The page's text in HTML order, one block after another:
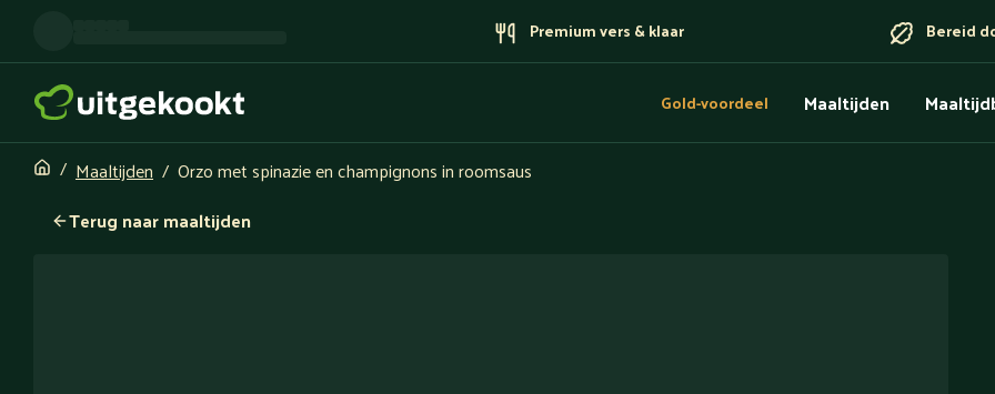
Premium vers & klaar Bereid
Gold-voordeel Maaltijden
Maaltijden
Orzo met spinazie en champignons in roomsaus
Terug naar maaltijden